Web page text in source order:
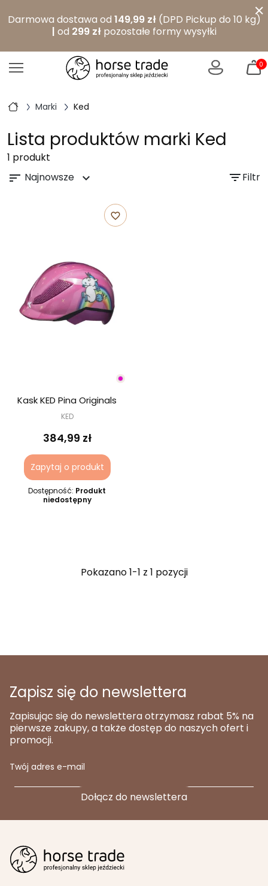
Darmowa dostawa od 149,99 zł(DPD Pickup do 10 kg)
| od 299 złpozostałe formy wysyłki
×
0
Marki Ked
Lista produktów marki Ked
1 produkt
sort Najnowsze expand_more filter_listFiltr
favorite_border
Kask KED Pina Originals
KED
384,99 zł
Zapytaj o produkt
Dostępność: Produkt
niedostępny
Pokazano 1-1 z 1 pozycji
Zapisz się do newslettera
Zapisując się do newslettera otrzymasz rabat 5% na
pierwsze zakupy, a także dostęp do naszych ofert i
promocji.
Twój adres e-mail